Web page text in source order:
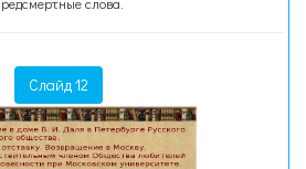
Слайд 12